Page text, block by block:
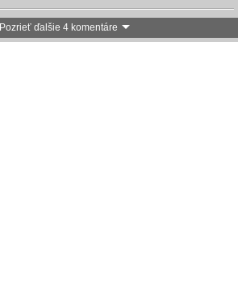
Pozrieť ďalšie 4 komentáre